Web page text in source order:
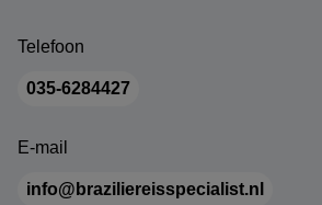
Telefoon
035-6284427
E-mail
info@braziliereisspecialist.nl